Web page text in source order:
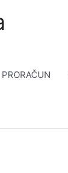
PRORAČUN